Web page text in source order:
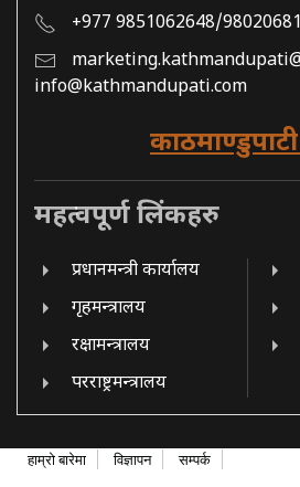
+977 9851062648/
info@kathmandupati.com
महत्वपूर्ण लिंकहरु
प्रधानमन्त्री कार्यालय
गृहमन्त्रालय
रक्षामन्त्रालय
परराष्ट्रमन्त्रालय
हाम्रो बारेमा विज्ञापन सम्पर्क